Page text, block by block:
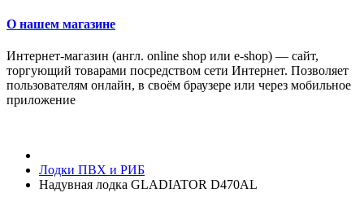
О нашем магазине
Интернет-магазин (англ. online shop или e-shop) — сайт,
торгующий товарами посредством сети Интернет. Позволяет
пользователям онлайн, в своём браузере или через мобильное
приложение
Лодки ПВХ и РИБ
Надувная лодка GLADIATOR D470AL